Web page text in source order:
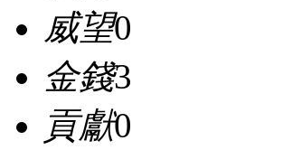
威望0
金錢3
貢獻0